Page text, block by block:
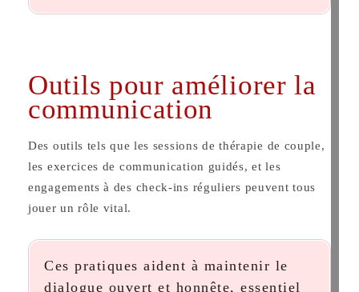
Outils pour améliorer la
communication
Des outils tels que les sessions de thérapie de couple,
les exercices de communication guidés, et les
engagements à des check-ins réguliers peuvent tous
jouer un rôle vital.
Ces pratiques aident à maintenir le
dialogue ouvert et honnête, essentiel